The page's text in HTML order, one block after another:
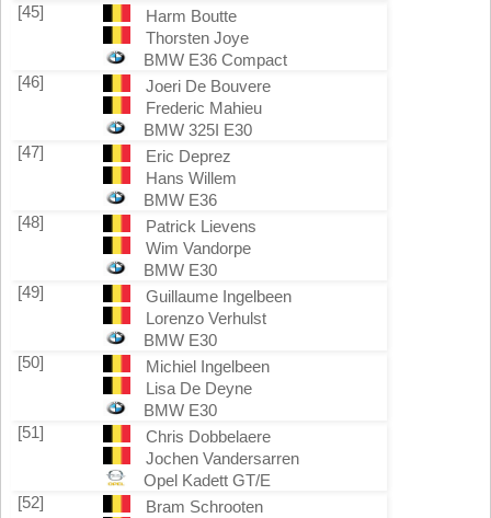
[45]
Harm Boutte
Thorsten Joye
BMW E36 Compact
[46]
Joeri De Bouvere
Frederic Mahieu
BMW 325I E30
[47]
Eric Deprez
Hans Willem
BMW E36
[48]
Patrick Lievens
Wim Vandorpe
BMW E30
[49]
Guillaume Ingelbeen
Lorenzo Verhulst
BMW E30
[50]
Michiel Ingelbeen
Lisa De Deyne
BMW E30
[51]
Chris Dobbelaere
Jochen Vandersarren
Opel Kadett GT/E
[52]
Bram Schrooten